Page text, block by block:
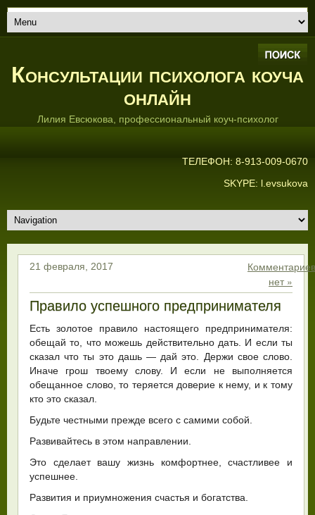
Консультации психолога коуча
онлайн
Лилия Евсюкова, профессиональный коуч-психолог
ТЕЛЕФОН: 8-913-009-0670
SKYPE: l.evsukova
21 февраля, 2017
Комментариев
нет »
Правило успешного предпринимателя
Есть золотое правило настоящего предпринимателя:
обещай то, что можешь действительно дать. И если ты
сказал что ты это дашь — дай это. Держи свое слово.
Иначе грош твоему слову. И если не выполняется
обещанное слово, то теряется доверие к нему, и к тому
кто это сказал.
Будьте честными прежде всего с самими собой.
Развивайтесь в этом направлении.
Это сделает вашу жизнь комфортнее, счастливее и
успешнее.
Развития и приумножения счастья и богатства.